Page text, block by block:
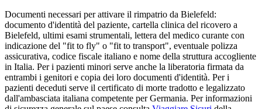
Documenti necessari per attivare il rimpatrio da Bielefeld:
documento d'identità del paziente, cartella clinica del ricovero a
Bielefeld, ultimi esami strumentali, lettera del medico curante con
indicazione del "fit to fly" o "fit to transport", eventuale polizza
assicurativa, codice fiscale italiano e nome della struttura accogliente
in Italia. Per i pazienti minori serve anche la liberatoria firmata da
entrambi i genitori e copia dei loro documenti d'identità. Per i
pazienti deceduti serve il certificato di morte tradotto e legalizzato
dall'ambasciata italiana competente perGermania. Per informazioni